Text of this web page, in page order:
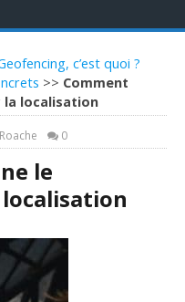
c’est quoi ?
>> Comment
la localisation
0
le